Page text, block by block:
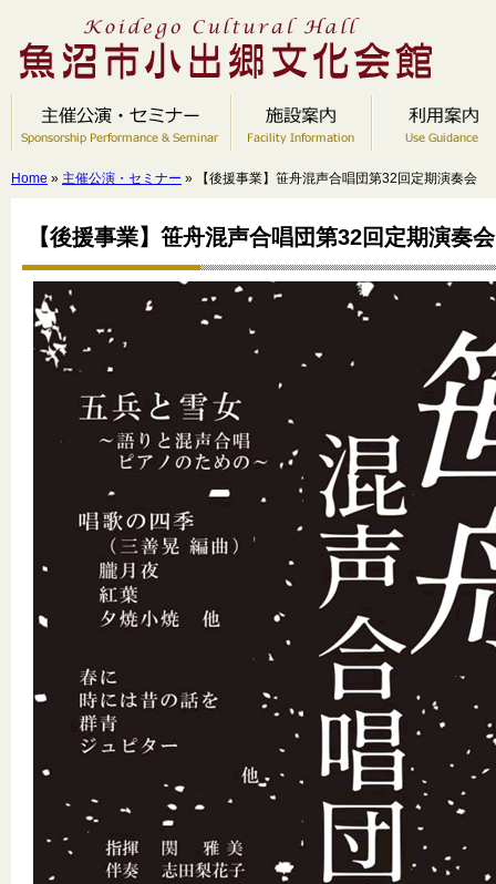
Home » 主催公演・セミナー » 【後援事業】笹舟混声合唱団第32回定期演奏会
【後援事業】笹舟混声合唱団第32回定期演奏会